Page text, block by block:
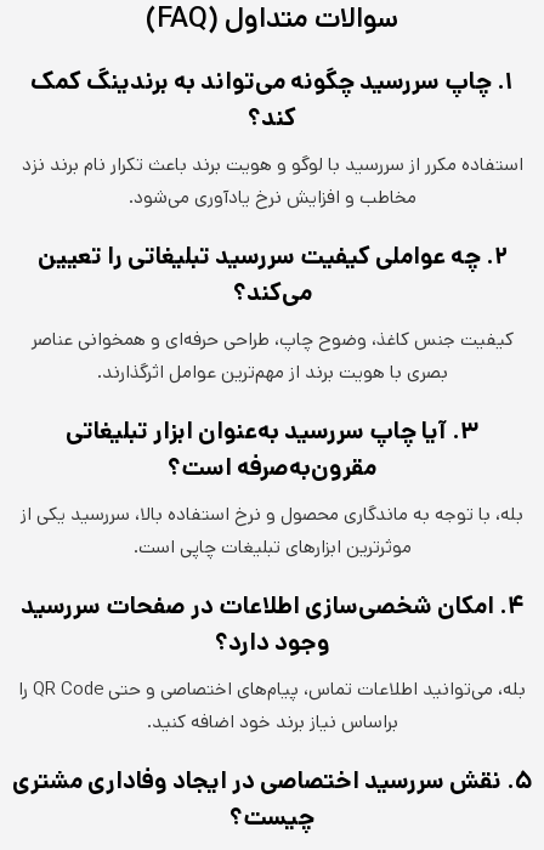
سوالات متداول (FAQ)
۱. چاپ سررسید چگونه می‌تواند به برندینگ کمک
کند؟
استفاده مکرر از سررسید با لوگو و هویت برند باعث تکرار نام برند نزد
مخاطب و افزایش نرخ یادآوری می‌شود.
۲. چه عواملی کیفیت سررسید تبلیغاتی را تعیین
می‌کند؟
کیفیت جنس کاغذ، وضوح چاپ، طراحی حرفه‌ای و همخوانی عناصر
بصری با هویت برند از مهم‌ترین عوامل اثرگذارند.
۳. آیا چاپ سررسید به‌عنوان ابزار تبلیغاتی
مقرون‌به‌صرفه است؟
بله، با توجه به ماندگاری محصول و نرخ استفاده بالا، سررسید یکی از
موثرترین ابزارهای تبلیغات چاپی است.
۴. امکان شخصی‌سازی اطلاعات در صفحات سررسید
وجود دارد؟
بله، می‌توانید اطلاعات تماس، پیام‌های اختصاصی و حتی QR Code را
براساس نیاز برند خود اضافه کنید.
۵. نقش سررسید اختصاصی در ایجاد وفاداری مشتری
چیست؟